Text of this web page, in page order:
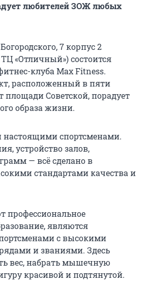
любителей ЗОЖ любых
7 корпус 2
«Отличный») состоится
клуба Max Fitness.
расположенный в пяти
площади Советской, порадует
образа жизни.
настоящими спортсменами.
устройство залов,
— всё сделано в
стандартами качества и
профессиональное
являются
с высокими
и званиями. Здесь
вес, набрать мышечную
красивой и подтянутой.